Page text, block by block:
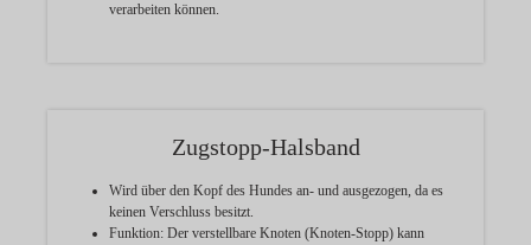
verarbeiten können.
Zugstopp-Halsband
Wird über den Kopf des Hundes an- und ausgezogen, da es
keinen Verschluss besitzt.
Funktion: Der verstellbare Knoten (Knoten-Stopp) kann